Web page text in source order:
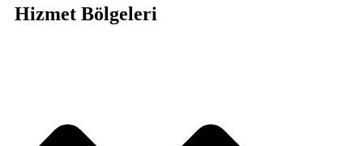
Hizmet Bölgeleri